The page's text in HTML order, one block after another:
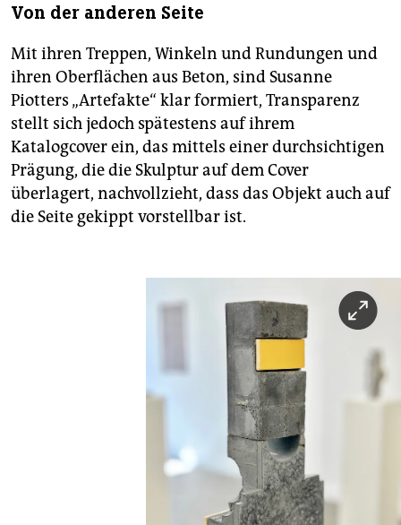
Von der anderen Seite
Mit ihren Treppen, Winkeln und Rundungen und
ihren Oberflächen aus Beton, sind Susanne
Piotters „Artefakte“ klar formiert, Transparenz
stellt sich jedoch spätestens auf ihrem
Katalogcover ein, das mittels einer durchsichtigen
Prägung, die die Skulptur auf dem Cover
überlagert, nachvollzieht, dass das Objekt auch auf
die Seite gekippt vorstellbar ist.